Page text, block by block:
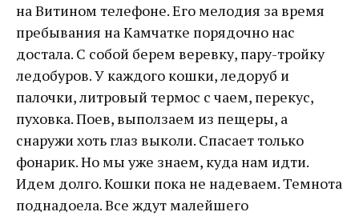
на Витином телефоне. Его мелодия за время
пребывания на Камчатке порядочно нас
достала. С собой берем веревку, пару-тройку
ледобуров. У каждого кошки, ледоруб и
палочки, литровый термос с чаем, перекус,
пуховка. Поев, выползаем из пещеры, а
снаружи хоть глаз выколи. Спасает только
фонарик. Но мы уже знаем, куда нам идти.
Идем долго. Кошки пока не надеваем. Темнота
поднадоела. Все ждут малейшего